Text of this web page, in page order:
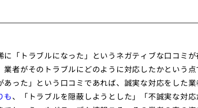
「トラブルになった」というネガティブな口コミが
者がそのトラブルにどのように対応したかという
った」という口コミであれば、誠実な対応をした業
も、「トラブルを隠蔽しようとした」「不誠実な対